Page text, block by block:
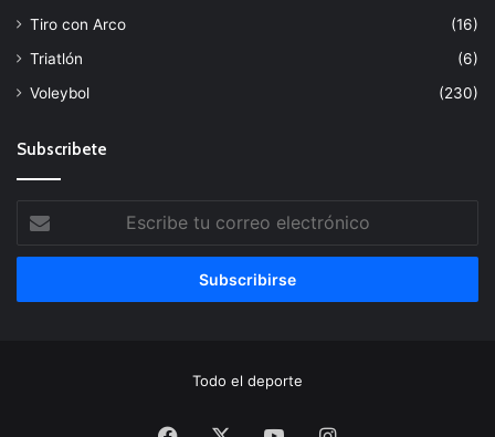
Tiro con Arco
(16)
Triatlón
(6)
Voleybol
(230)
Subscribete
tu
correo
Todo el deporte